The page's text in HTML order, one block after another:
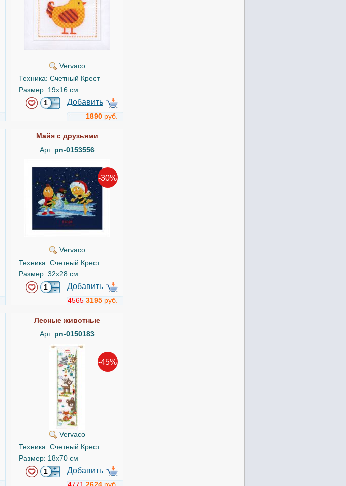
Vervaco
Техника: Счетный Крест
Размер: 19x16 см
Добавить
1890 руб.
Майя с друзьями
Арт. pn-0153556
-30%
Vervaco
Техника: Счетный Крест
Размер: 32x28 см
Добавить
4565 3195 руб.
Лесные животные
Арт. pn-0150183
-45%
Vervaco
Техника: Счетный Крест
Размер: 18x70 см
Добавить